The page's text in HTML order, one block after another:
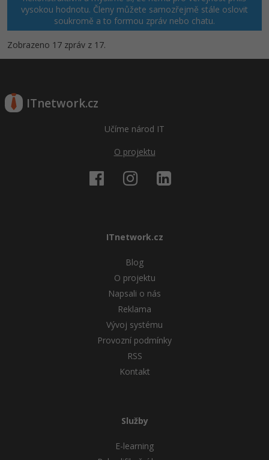
vysokou hodnotu. Členy můžete samozřejmě stále oslovit
soukromě a to formou zpráv nebo chatu.
Zobrazeno 17 zpráv z 17.
ITnetwork.cz
Učíme národ IT
O projektu
ITnetwork.cz
Blog
O projektu
Napsali o nás
Reklama
Vývoj systému
Provozní podmínky
RSS
Kontakt
Služby
E-learning